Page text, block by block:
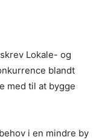
Lokale- og
blandt
med til at bygge
i en mindre by